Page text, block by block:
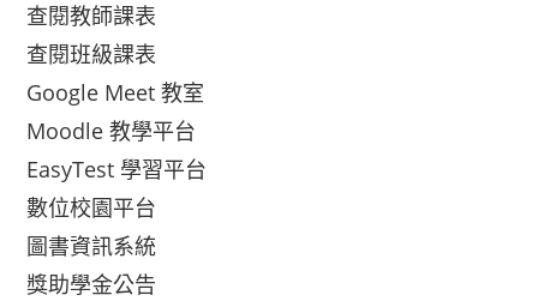
查閱教師課表
查閱班級課表
Google Meet 教室
Moodle 教學平台
EasyTest 學習平台
數位校園平台
圖書資訊系統
獎助學金公告